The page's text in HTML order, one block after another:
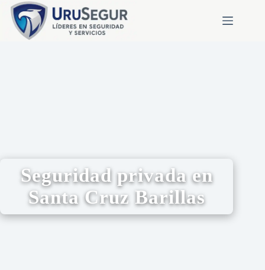
Seguridad privada en
Santa Cruz Barillas